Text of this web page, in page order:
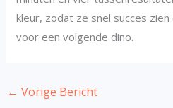
kleur, zodat ze snel succes
voor een volgende dino.
← Vorige Bericht